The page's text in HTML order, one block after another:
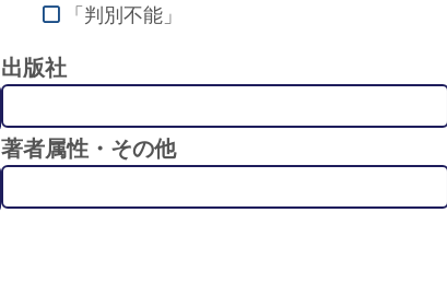
「判別不能」
出版社
著者属性・その他